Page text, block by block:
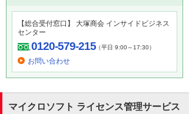
【総合受付窓口】 大塚商会 インサイドビジネス
センター
0120-579-215（平日 9:00～17:30）
お問い合わせ
マイクロソフト ライセンス管理サービス